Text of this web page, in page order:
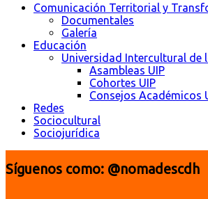
Comunicación Territorial y
Documentales
Galería
Educación
Universidad Intercultural de
Asambleas UIP
Cohortes UIP
Consejos Académicos
Redes
Sociocultural
Sociojurídica
Síguenos como: @nomadescdh